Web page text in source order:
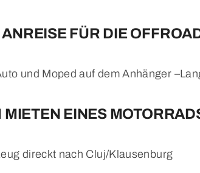
FÜR DIE
und Moped auf dem Anhänger
EINES
direckt nach Cluj/Klausenburg